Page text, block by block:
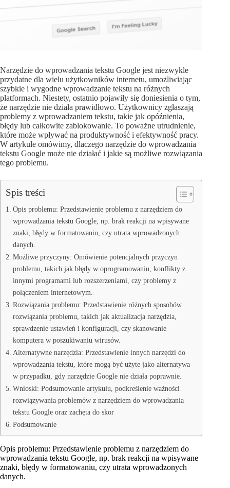
Narzędzie do wprowadzania tekstu Google jest niezwykle
przydatne dla wielu użytkowników internetu, umożliwiając
szybkie i wygodne wprowadzanie tekstu na różnych
platformach. Niestety, ostatnio pojawiły się doniesienia o tym,
że narzędzie nie działa prawidłowo. Użytkownicy zgłaszają
problemy z wprowadzaniem tekstu, takie jak opóźnienia,
błędy lub całkowite zablokowanie. To poważne utrudnienie,
które może wpływać na produktywność i efektywność pracy.
W artykule omówimy, dlaczego narzędzie do wprowadzania
tekstu Google może nie działać i jakie są możliwe rozwiązania
tego problemu.
Spis treści
Opis problemu: Przedstawienie problemu z narzędziem do
wprowadzania tekstu Google, np. brak reakcji na wpisywane
znaki, błędy w formatowaniu, czy utrata wprowadzonych
danych.
Możliwe przyczyny: Omówienie potencjalnych przyczyn
problemu, takich jak błędy w oprogramowaniu, konflikty z
innymi programami lub rozszerzeniami, czy problemy z
połączeniem internetowym.
Rozwiązania problemu: Przedstawienie różnych sposobów
rozwiązania problemu, takich jak aktualizacja narzędzia,
sprawdzenie ustawień i konfiguracji, czy skanowanie
komputera w poszukiwaniu wirusów.
Alternatywne narzędzia: Przedstawienie innych narzędzi do
wprowadzania tekstu, które mogą być użyte jako alternatywa
w przypadku, gdy narzędzie Google nie działa poprawnie.
Wnioski: Podsumowanie artykułu, podkreślenie ważności
rozwiązywania problemów z narzędziem do wprowadzania
tekstu Google oraz zachęta do skor
Podsumowanie
Opis problemu: Przedstawienie problemu z narzędziem do
wprowadzania tekstu Google, np. brak reakcji na wpisywane
znaki, błędy w formatowaniu, czy utrata wprowadzonych
danych.